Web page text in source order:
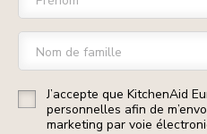
Nom de famille
J’accepte que KitchenAid
personnelles afin de
marketing par voie